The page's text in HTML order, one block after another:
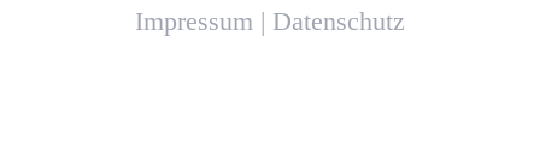
Impressum | Datenschutz